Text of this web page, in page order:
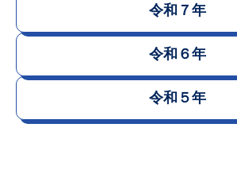
令和７年
令和６年
令和５年